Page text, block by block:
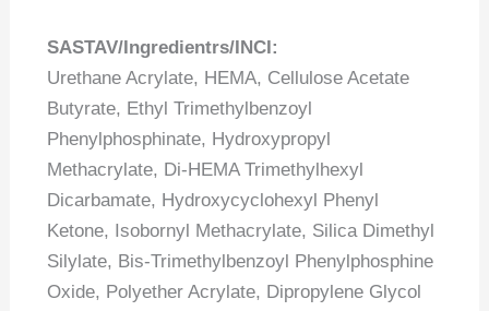
SASTAV/Ingredientrs/INCI:
Urethane Acrylate, HEMA, Cellulose Acetate
Butyrate, Ethyl Trimethylbenzoyl
Phenylphosphinate, Hydroxypropyl
Methacrylate, Di-HEMA Trimethylhexyl
Dicarbamate, Hydroxycyclohexyl Phenyl
Ketone, Isobornyl Methacrylate, Silica Dimethyl
Silylate, Bis-Trimethylbenzoyl Phenylphosphine
Oxide, Polyether Acrylate, Dipropylene Glycol